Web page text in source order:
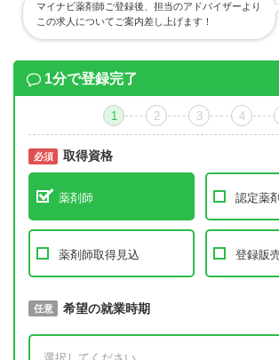
マイナビ薬剤師ご登録後、担当のアドバイザーより
この求人についてご案内差し上げます！
1分で登録完了
1 2 3 4
必須 取得資格
薬剤師 認定薬
薬剤師取得見込 登録販
必須 取得予定年
任意 希望の就業時期